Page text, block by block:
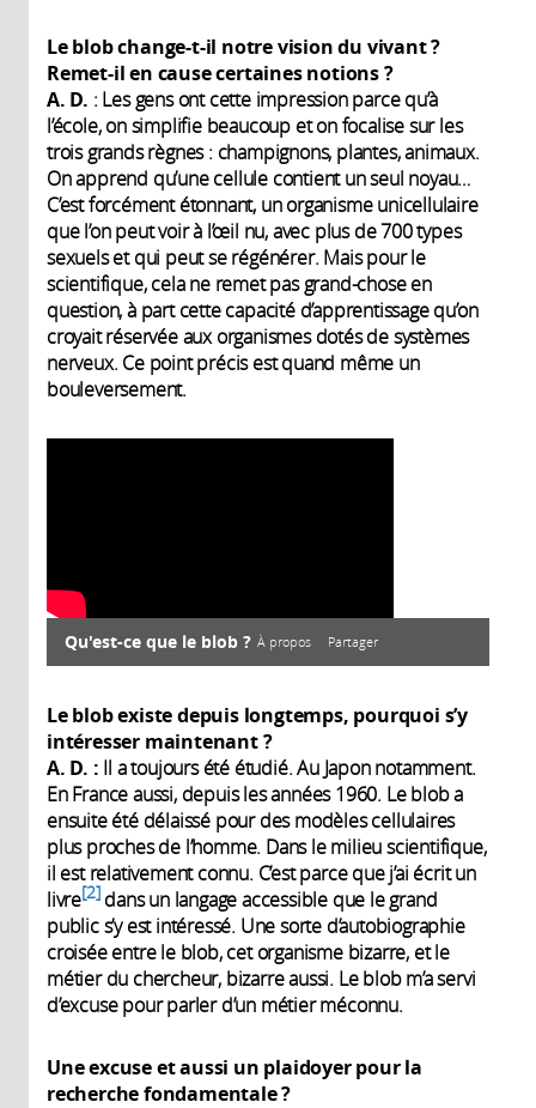
Le blob change-t-il notre vision du vivant ?
Remet-il en cause certaines notions ?
A. D. : Les gens ont cette impression parce qu’à
l’école, on simplifie beaucoup et on focalise sur les
trois grands règnes : champignons, plantes, animaux.
On apprend qu’une cellule contient un seul noyau…
C’est forcément étonnant, un organisme unicellulaire
que l’on peut voir à l’œil nu, avec plus de 700 types
sexuels et qui peut se régénérer. Mais pour le
scientifique, cela ne remet pas grand-chose en
question, à part cette capacité d’apprentissage qu’on
croyait réservée aux organismes dotés de systèmes
nerveux. Ce point précis est quand même un
bouleversement.
Qu'est-ce que le blob ? À propos Partager
À propos
Année de
production:
2019
Le blob existe depuis longtemps, pourquoi s’y
intéresser maintenant ?
A. D. : Il a toujours été étudié. Au Japon notamment.
En France aussi, depuis les années 1960. Le blob a
ensuite été délaissé pour des modèles cellulaires
plus proches de l’homme. Dans le milieu scientifique,
il est relativement connu. C’est parce que j’ai écrit un
livre 2 dans un langage accessible que le grand
public s’y est intéressé. Une sorte d’autobiographie
croisée entre le blob, cet organisme bizarre, et le
métier du chercheur, bizarre aussi. Le blob m’a servi
d’excuse pour parler d’un métier méconnu.
Une excuse et aussi un plaidoyer pour la
recherche fondamentale ?